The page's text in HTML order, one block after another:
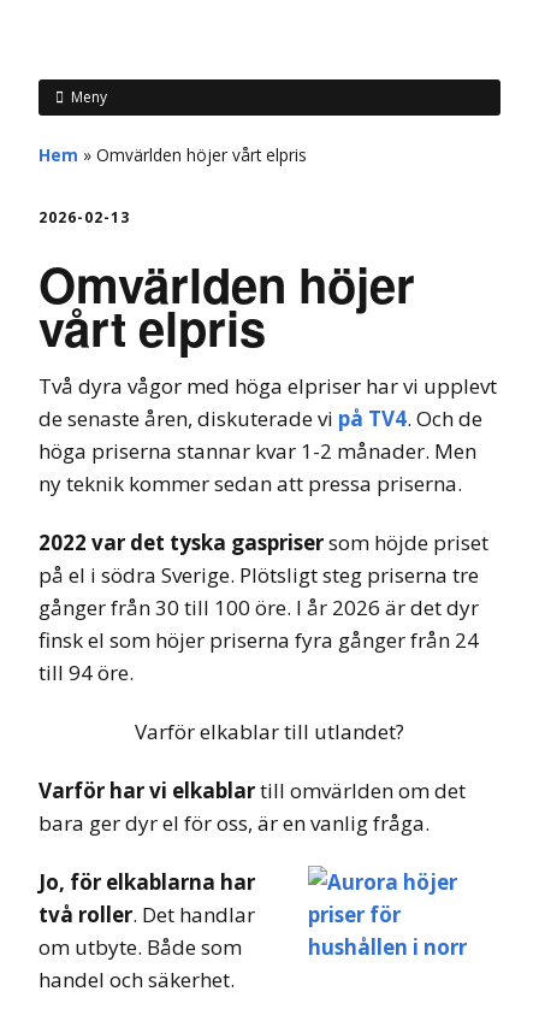
Meny
Hem » Omvärlden höjer vårt elpris
2026-02-13
Omvärlden höjer
vårt elpris
Två dyra vågor med höga elpriser har vi upplevt
de senaste åren, diskuterade vi på TV4. Och de
höga priserna stannar kvar 1-2 månader. Men
ny teknik kommer sedan att pressa priserna.
2022 var det tyska gasprisersom höjde priset
på el i södra Sverige. Plötsligt steg priserna tre
gånger från 30 till 100 öre. I år 2026 är det dyr
finsk el som höjer priserna fyra gånger från 24
till 94 öre.
Varför elkablar till utlandet?
Varför har vi elkablartill omvärlden om det
bara ger dyr el för oss, är en vanlig fråga.
Jo, för elkablarna har
två roller. Det handlar
om utbyte. Både som
handel och säkerhet.